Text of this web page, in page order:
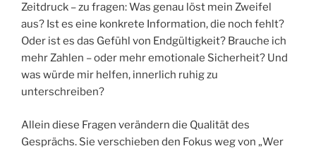
Zeitdruck – zu fragen: Was genau löst mein Zweifel
aus? Ist es eine konkrete Information, die noch fehlt?
Oder ist es das Gefühl von Endgültigkeit? Brauche ich
mehr Zahlen – oder mehr emotionale Sicherheit? Und
was würde mir helfen, innerlich ruhig zu
unterschreiben?
Allein diese Fragen verändern die Qualität des
Gesprächs. Sie verschieben den Fokus weg von „Wer